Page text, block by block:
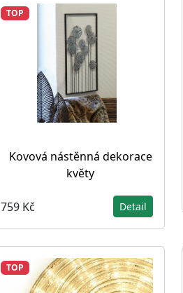
TOP
Kovová nástěnná dekorace
květy
759 Kč Detail
TOP